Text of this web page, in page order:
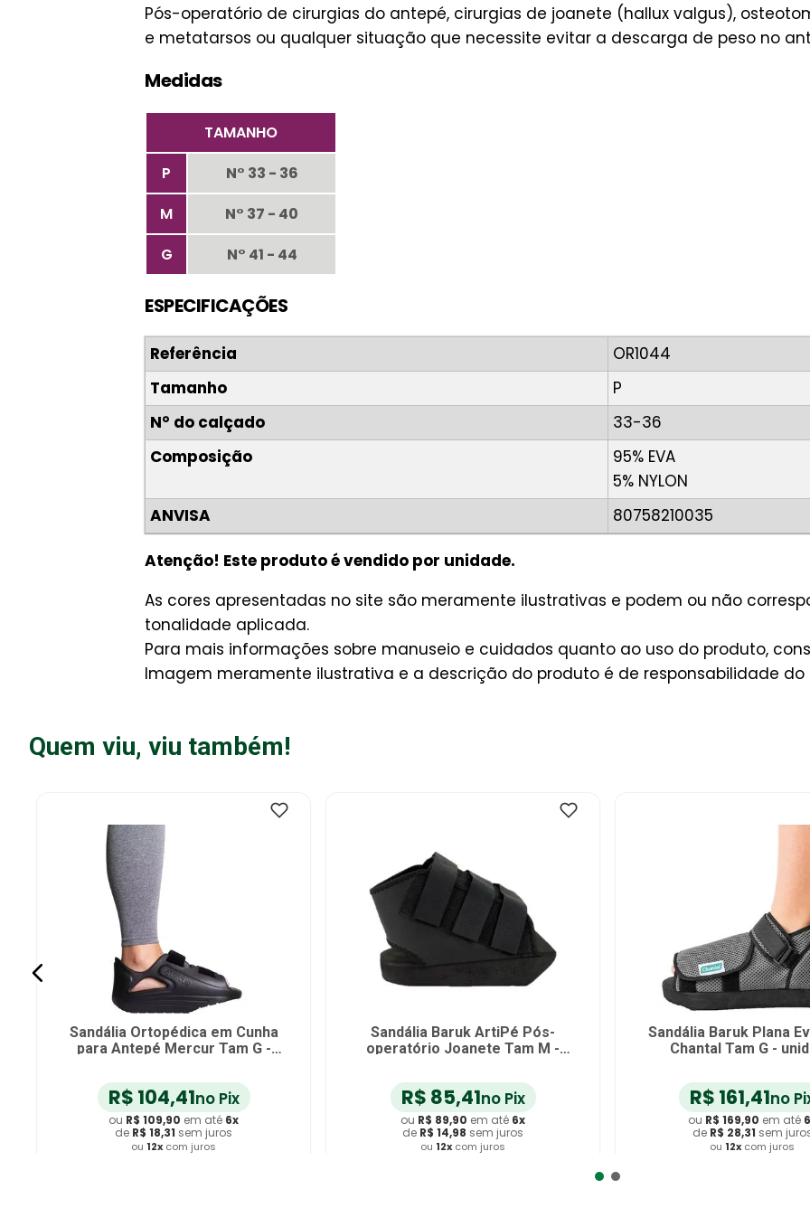
Pós-operatório de cirurgias do antepé, cirurgias de joanete (hallux valgus),
e metatarsos ou qualquer situação que necessite evitar a descarga de peso no
Medidas
TAMANHO
P
N° 33 - 36
M
N° 37 - 40
G
N° 41 - 44
ESPECIFICAÇÕES
Referência
OR1044
Tamanho
P
N° do calçado
33-36
Composição
95% EVA
5% NYLON
ANVISA
80758210035
Atenção! Este produto é vendido por unidade.
As cores apresentadas no site são meramente ilustrativas e podem ou não
tonalidade aplicada.
Para mais informações sobre manuseio e cuidados quanto ao uso do produto,
Imagem meramente ilustrativa e a descrição do produto é de responsabilidade
Quem viu, viu também!
Sandália Ortopédica em Cunha
para Antepé Mercur Tam G -
R$104,41no Pix
R$109 ,90em até 6x
R$18,31 sem juros
12x com juros
Sandália Baruk ArtiPé Pós-
operatório Joanete Tam M -
R$85,41no Pix
R$89,90em até 6x
R$14,98sem juros
12x com juros
Sandália Baruk Plana
Chantal Tam G -
R$161,41no Pix
R$169 90em até 6x
R$28,31sem juros
12x com juros